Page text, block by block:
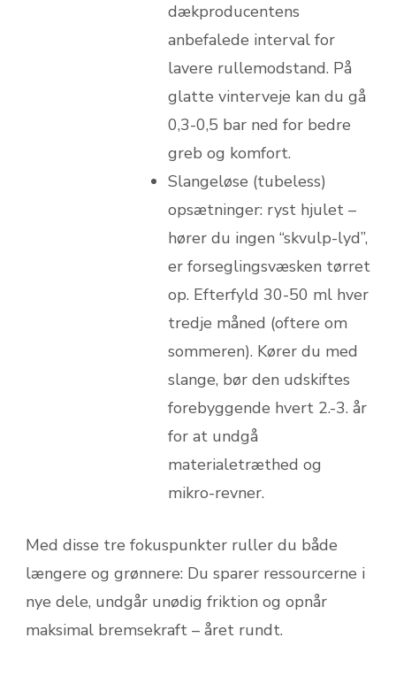
dækproducentens
anbefalede interval for
lavere rullemodstand. På
glatte vinterveje kan du gå
0,3-0,5 bar ned for bedre
greb og komfort.
Slangeløse (tubeless)
opsætninger: ryst hjulet –
hører du ingen “skvulp-lyd”,
er forseglingsvæsken tørret
op. Efterfyld 30-50 ml hver
tredje måned (oftere om
sommeren). Kører du med
slange, bør den udskiftes
forebyggende hvert 2.-3. år
for at undgå
materialetræthed og
mikro-revner.
Med disse tre fokuspunkter ruller du både
længere og grønnere: Du sparer ressourcerne i
nye dele, undgår unødig friktion og opnår
maksimal bremsekraft – året rundt.